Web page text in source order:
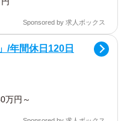
Sponsored by 求人ボックス
/年間休日120日
万円～